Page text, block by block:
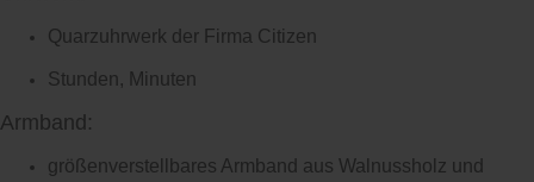
Quarzuhrwerk der Firma Citizen
Stunden, Minuten
Armband:
größenverstellbares Armband aus Walnussholz und